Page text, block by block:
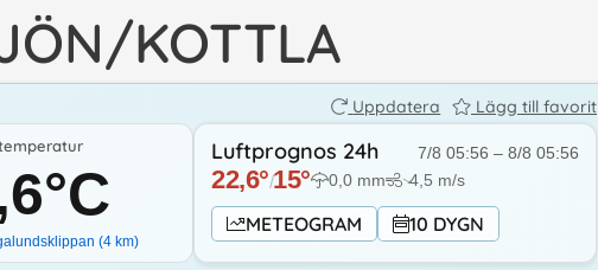
KOTTLA
Uppdatera Lägg till favorit
°C
(4 km)
Luftprognos 24h 7/8 05:56 – 8/8 05:56
22,6°/15° 0,0 mm ↓4,5 m/s
METEOGRAM 10 DYGN
16.2°
16.1°
17°